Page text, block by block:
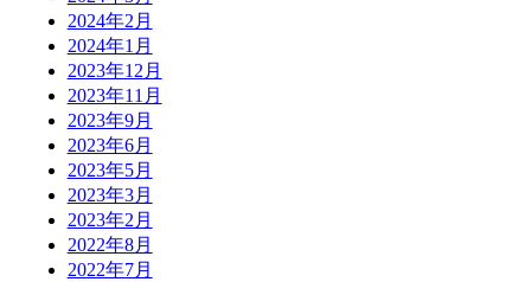
2024年2月
2024年1月
2023年12月
2023年11月
2023年9月
2023年6月
2023年5月
2023年3月
2023年2月
2022年8月
2022年7月